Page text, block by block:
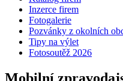
Inzerce firem
Fotogalerie
Pozvánky z okolních
Tipy na výlet
Fotosoutěž 2026